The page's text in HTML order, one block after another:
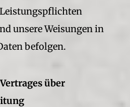
unsere Weisungen in
befolgen.
über